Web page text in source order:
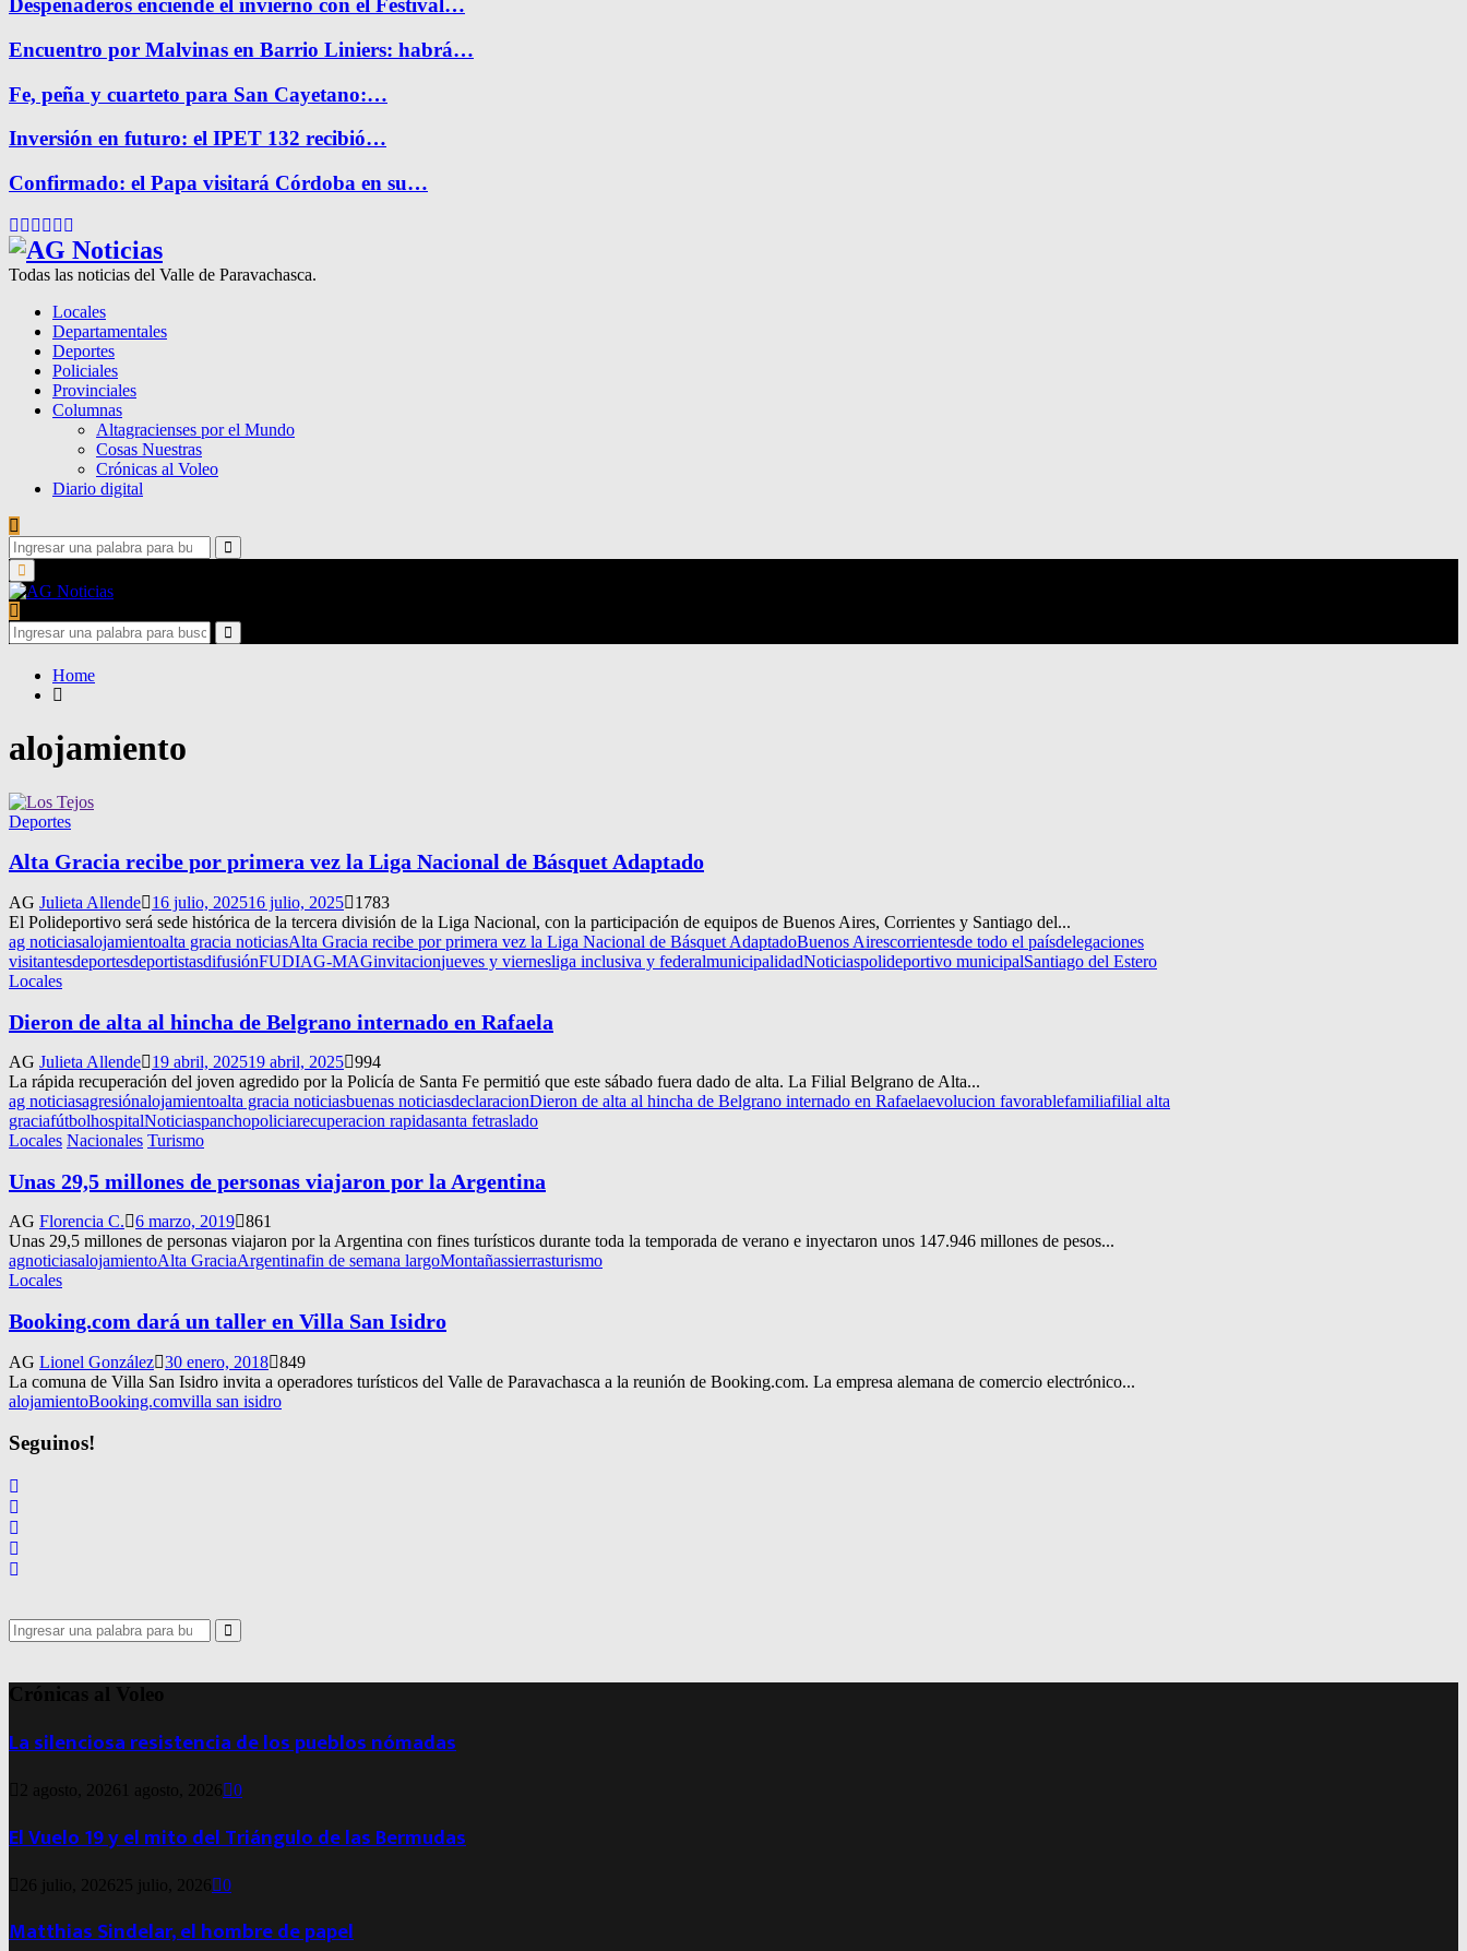
Despeñaderos enciende el invierno con el Festival…
Encuentro por Malvinas en Barrio Liniers: habrá…
Fe, peña y cuarteto para San Cayetano:…
Inversión en futuro: el IPET 132 recibió…
Confirmado: el Papa visitará Córdoba en su…
Facebook
Twitter
Instagram
Pinterest
Google
Todas las noticias del Valle de Paravachasca.
Locales
Departamentales
Deportes
Policiales
Provinciales
Columnas
Altagracienses por el Mundo
Cosas Nuestras
Crónicas al Voleo
Diario digital
Search
for:
Search
Primary
Menu
Search
for:
Search
Home
alojamiento
Deportes
Alta Gracia recibe por primera vez la Liga Nacional de Básquet Adaptado
AG Julieta Allende 16 julio, 202516 julio, 2025
1783
El Polideportivo será sede histórica de la tercera división de la Liga Nacional, con la participación de equipos de Buenos Aires, Corrientes y Santiago del...
ag noticiasalojamientoalta gracia noticiasAlta Gracia recibe por primera vez la Liga Nacional de Básquet AdaptadoBuenos Airescorrientesde todo el paísdelegaciones
visitantesdeportesdeportistasdifusiónFUDIAG-MAGinvitacionjueves y viernesliga inclusiva y federalmunicipalidadNoticiaspolideportivo municipalSantiago del Estero
Locales
Dieron de alta al hincha de Belgrano internado en Rafaela
AG Julieta Allende 19 abril, 202519 abril, 2025 994
La rápida recuperación del joven agredido por la Policía de Santa Fe permitió que este sábado fuera dado de alta. La Filial Belgrano de Alta...
ag noticiasagresiónalojamientoalta gracia noticiasbuenas noticiasdeclaracionDieron de alta al hincha de Belgrano internado en Rafaelaevolucion favorablefamiliafilial alta
graciafútbolhospitalNoticiaspanchopoliciarecuperacion rapidasanta fetraslado
Locales Nacionales Turismo
Unas 29,5 millones de personas viajaron por la Argentina
AG Florencia C. 6 marzo, 2019 861
Unas 29,5 millones de personas viajaron por la Argentina con fines turísticos durante toda la temporada de verano e inyectaron unos 147.946 millones de pesos...
agnoticiasalojamientoAlta GraciaArgentinafin de semana largoMontañassierrasturismo
Locales
Booking.com dará un taller en Villa San Isidro
AG Lionel González 30 enero, 2018 849
La comuna de Villa San Isidro invita a operadores turísticos del Valle de Paravachasca a la reunión de Booking.com. La empresa alemana de comercio electrónico...
alojamientoBooking.comvilla san isidro
Seguinos!
Search
for:
Search
Crónicas al Voleo
La silenciosa resistencia de los pueblos nómadas
2 agosto, 2026 1 agosto, 2026 0
El Vuelo 19 y el mito del Triángulo de las Bermudas
26 julio, 2026 25 julio, 2026 0
Matthias Sindelar, el hombre de papel